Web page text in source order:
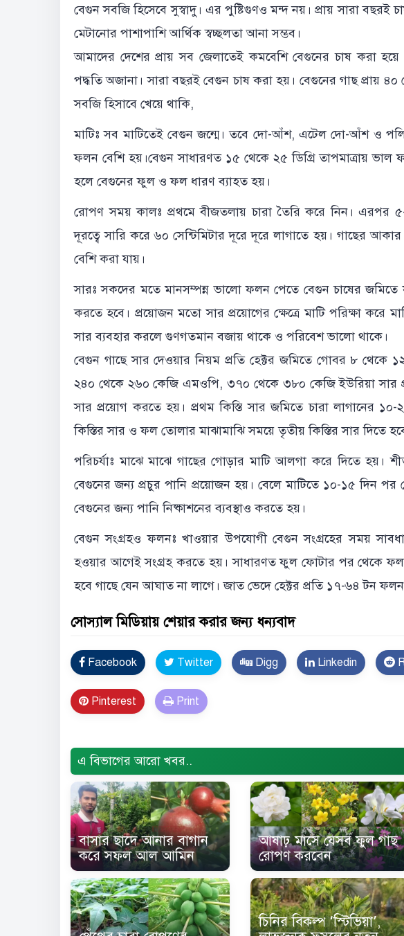
বেগুন সবজি হিসেবে সুস্বাদু। এর পুষ্টিগুণও মন্দ নয়। প্রায় সারা বছরই
মেটানোর পাশাপাশি আর্থিক স্বচ্ছলতা আনা সম্ভব।
আমাদের দেশের প্রায় সব জেলাতেই কমবেশি বেগুনের চাষ করা
পদ্ধতি অজানা। সারা বছরই বেগুন চাষ করা হয়। বেগুনের গাছ প্রায়
সবজি হিসাবে খেয়ে থাকি,
মাটিঃ সব মাটিতেই বেগুন জন্মে। তবে দো-আঁশ, এটেল দো-আঁশ ও
ফলন বেশি হয়।বেগুন সাধারণত ১৫ থেকে ২৫ ডিগ্রি তাপমাত্রায় ভাল
হলে বেগুনের ফুল ও ফল ধারণ ব্যাহত হয়।
রোপণ সময় কালঃ প্রথমে বীজতলায় চারা তৈরি করে নিন। এরপর ৫-
দূরত্বে সারি করে ৬০ সেন্টিমিটার দূরে দূরে লাগাতে হয়। গাছের
বেশি করা যায়।
সারঃ সকদের মতে মানসম্পন্ন ভালো ফলন পেতে বেগুন চাষের জমিতে
করতে হবে। প্রয়োজন মতো সার প্রয়োগের ক্ষেত্রে মাটি পরিক্ষা করে
সার ব্যবহার করলে গুণগতমান বজায় থাকে ও পরিবেশ ভালো থাকে।
বেগুন গাছে সার দেওয়ার নিয়ম প্রতি হেক্টর জমিতে গোবর ৮
২৪০ থেকে ২৬০ কেজি এমওপি, ৩৭০ থেকে ৩৮০ কেজি ইউরিয়া সার
সার প্রয়োগ করতে হয়। প্রথম কিস্তি সার জমিতে চারা লাগানের
কিস্তির সার ও ফল তোলার মাঝামাঝি সময়ে তৃতীয় কিস্তির সার দিতে
পরিচর্যাঃ মাঝে মাঝে গাছের গোড়ার মাটি আলগা করে দিতে হয়।
বেগুনের জন্য প্রচুর পানি প্রয়োজন হয়। বেলে মাটিতে ১০-১৫ দিন পর
বেগুনের জন্য পানি নিষ্কাশনের ব্যবস্থাও করতে হয়।
বেগুন সংগ্রহও ফলনঃ খাওয়ার উপযোগী বেগুন সংগ্রহের সময়
হওয়ার আগেই সংগ্রহ করতে হয়। সাধারণত ফুল ফোটার পর থেকে ফল
হবে গাছে যেন আঘাত না লাগে। জাত ভেদে হেক্টর প্রতি ১৭-৬৪ টন
সোস্যাল মিডিয়ায় শেয়ার করার জন্য ধন্যবাদ
Facebook Twitter Digg Linkedin
Pinterest Print
এ বিভাগের আরো খবর..
বাসার ছাদে আনার বাগান
করে সফল আল আমিন
আষাঢ় মাসে যেসব ফুল গাছ
রোপণ করবেন
চিনির বিকল্প ‘স্টিভিয়া’,